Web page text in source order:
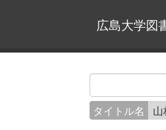
広島大学図
タイトル名